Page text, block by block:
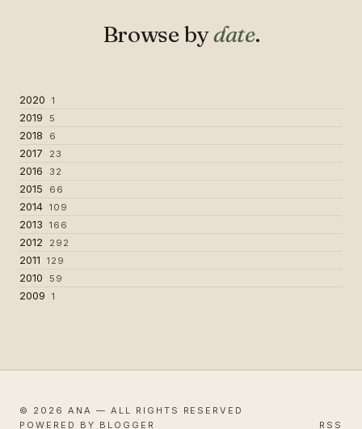
Browse bydate.
2020 1
2019 5
2018 6
2017 23
2016 32
2015 66
2014 109
2013 166
2012 292
2011 129
2010 59
2009 1
© 2026 ANA — ALL RIGHTS RESERVED
POWERED BY BLOGGER
RSS